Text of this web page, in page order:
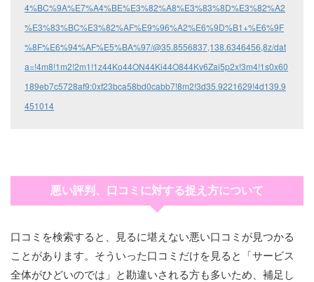
4%BC%9A%E7%A4%BE%E3%82%A8%E3%83%8D%E3%82%A2
%E3%83%BC%E3%82%AF%E9%96%A2%E6%9D%B1+%E6%9F
%8F%E6%94%AF%E5%BA%97/@35.8556837,138.6346456,8z/dat
a=!4m8!1m2!2m1!1z44Ko44ON44Ki44O844Kv6Zai5p2x!3m4!1s0x60
189eb7c5728af9:0xf23bca58bd0cabb7!8m2!3d35.9221629!4d139.9
451014
悪い評判、口コミに対する捉え方について
口コミを検索すると、見るに堪えない悪い口コミが見つかる
ことがあります。そういった口コミだけを見ると「サービス
全体がひどいのでは」と勘違いされる方も多いため、補足し